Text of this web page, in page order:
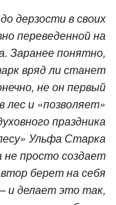
дерзости в своих
переведенной на
Заранее понятно,
вряд ли станет
не он первый
лес и «позволяет»
праздника
Ульфа Старка
не просто создает
берет на себя
и делает это так,